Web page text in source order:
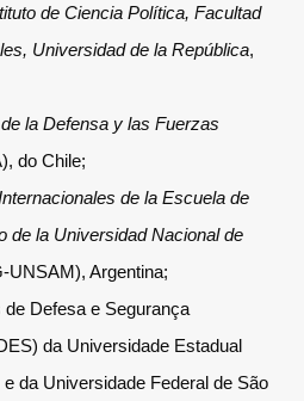
de Ciencia Política, Facultad
Universidad de la República,
la Defensa y las Fuerzas
do Chile;
de la Escuela de
de la Universidad Nacional de
UNSAM), Argentina;
Defesa e Segurança
da Universidade Estadual
da Universidade Federal de São